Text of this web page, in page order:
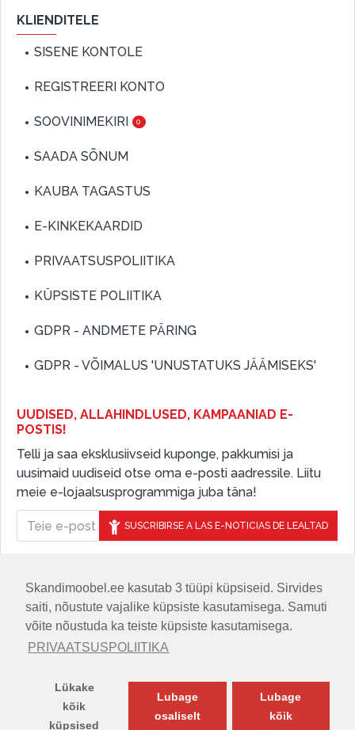
Skandimoobel.ee kasutab 3 tüüpi küpsiseid. Sirvides
saiti, nõustute vajalike küpsiste kasutamisega. Samuti
võite nõustuda ka teiste küpsiste kasutamisega.
PRIVAATSUSPOLIITIKA
Lükake
kõik
küpsised
Lubage
osaliselt
Lubage
kõik
KLIENDITELE
SISENE KONTOLE
REGISTREERI KONTO
SOOVINIMEKIRI 0
SAADA SÕNUM
KAUBA TAGASTUS
E-KINKEKAARDID
PRIVAATSUSPOLIITIKA
KÜPSISTE POLIITIKA
GDPR - ANDMETE PÄRING
GDPR - VÕIMALUS 'UNUSTATUKS JÄÄMISEKS'
UUDISED, ALLAHINDLUSED, KAMPAANIAD E-
POSTIS!
Telli ja saa eksklusiivseid kuponge, pakkumisi ja
uusimaid uudiseid otse oma e-posti aadressile. Liitu
meie e-lojaalsusprogrammiga juba täna!
SUSCRIBIRSE A LAS E-NOTICIAS DE LEALTAD
JÄLGIGE MEID SOTSIAALMEEDIAS